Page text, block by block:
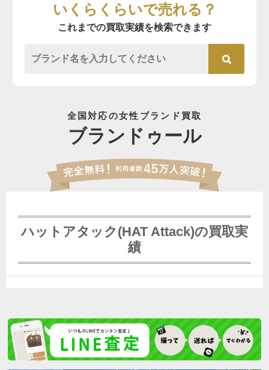
いくらくらいで売れる？
これまでの買取実績を検索できます
全国対応の女性ブランド買取
ブランドゥール
ハットアタック(HAT Attack)の買取実
績